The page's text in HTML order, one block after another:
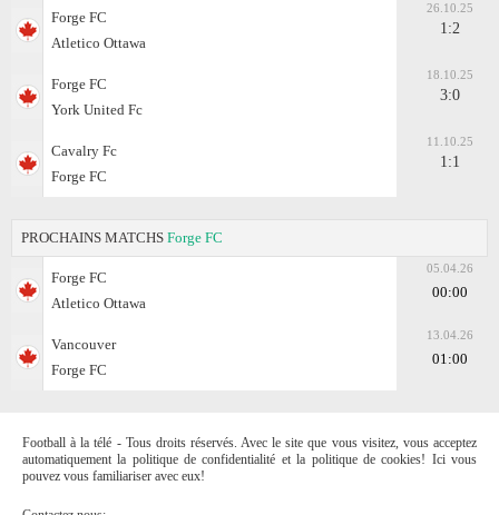
Forge FC
Atletico Ottawa
26.10.25
1:2
Forge FC
York United Fc
18.10.25
3:0
Cavalry Fc
Forge FC
11.10.25
1:1
PROCHAINS MATCHS Forge FC
Forge FC
Atletico Ottawa
05.04.26
00:00
Vancouver
Forge FC
13.04.26
01:00
Football à la télé - Tous droits réservés. Avec le site que vous visitez, vous acceptez
automatiquement la politique de confidentialité et la politique de cookies! Ici vous
pouvez vous familiariser avec eux!